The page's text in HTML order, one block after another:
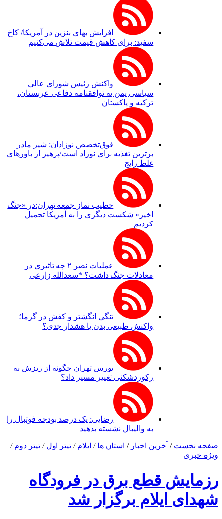
افزایش بهای بنزین در آمریکا/ کاخ
سفید: برای کاهش قیمت تلاش می‌کنیم
واکنش رئیس شورای عالی
سیاسی یمن به توافقنامه دفاعی عربستان،
ترکیه و پاکستان
فوق‌تخصص نوزادان: شیر مادر
برترین تغذیه برای نوزاد است/پرهیز از باورهای
غلط رایج
خطیب نماز جمعه تهران:در «جنگ
اخیر» شکست دیگری را به آمریکا تحمیل
کردیم
عملیات نصر ۲ چه تاثیری در
معادلات جنگ داشت؟ *سعدالله زارعی
تنگی انگشتر و کفش در گرما؛
واکنش طبیعی بدن یا هشدار جدی؟
بورس تهران چگونه از ریزش به
رکوردشکنی تغییر مسیر داد؟
رضایی: یک درصد بودجه فوتبال را
به والیبال نشسته بدهید
صفحه نخست / آخرین اخبار / استان ها / ایلام / تیتر اول / تیتر دوم /
ویژه خبری
رزمایش قطع برق در فرودگاه
شهدای ایلام برگزار شد